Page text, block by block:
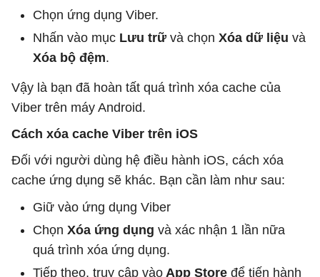
Chọn ứng dụng Viber.
Nhấn vào mục Lưu trữ và chọn Xóa dữ liệu và
Xóa bộ đệm.
Vậy là bạn đã hoàn tất quá trình xóa cache của
Viber trên máy Android.
Cách xóa cache Viber trên iOS
Đối với người dùng hệ điều hành iOS, cách xóa
cache ứng dụng sẽ khác. Bạn cần làm như sau:
Giữ vào ứng dụng Viber
Chọn Xóa ứng dụng và xác nhận 1 lần nữa
quá trình xóa ứng dụng.
Tiếp theo, truy cập vào App Store để tiến hành